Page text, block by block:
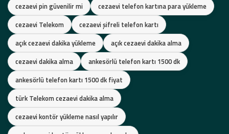
cezaevi pin güvenilir mi
cezaevi telefon kartına para yükleme
cezaevi Telekom
cezaevi şifreli telefon kartı
açık cezaevi dakika yükleme
açık cezaevi dakika alma
cezaevi dakika alma
ankesörlü telefon kartı 1500 dk
ankesörlü telefon kartı 1500 dk fiyat
türk Telekom cezaevi dakika alma
cezaevi kontör yükleme nasıl yapılır